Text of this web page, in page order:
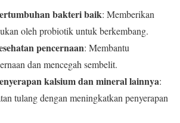
bakteri baik: Memberikan
oleh probiotik untuk berkembang.
pencernaan: Membantu
dan mencegah sembelit.
kalsium dan mineral lainnya:
tulang dengan meningkatkan penyerapan